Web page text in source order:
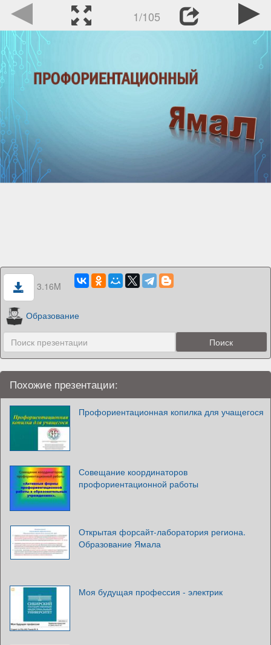
1/105
3.16M
Образование
Похожие презентации:
Профориентационная копилка для учащегося
Совещание координаторов
профориентационной работы
Открытая форсайт-лаборатория региона.
Образование Ямала
Моя будущая профессия - электрик